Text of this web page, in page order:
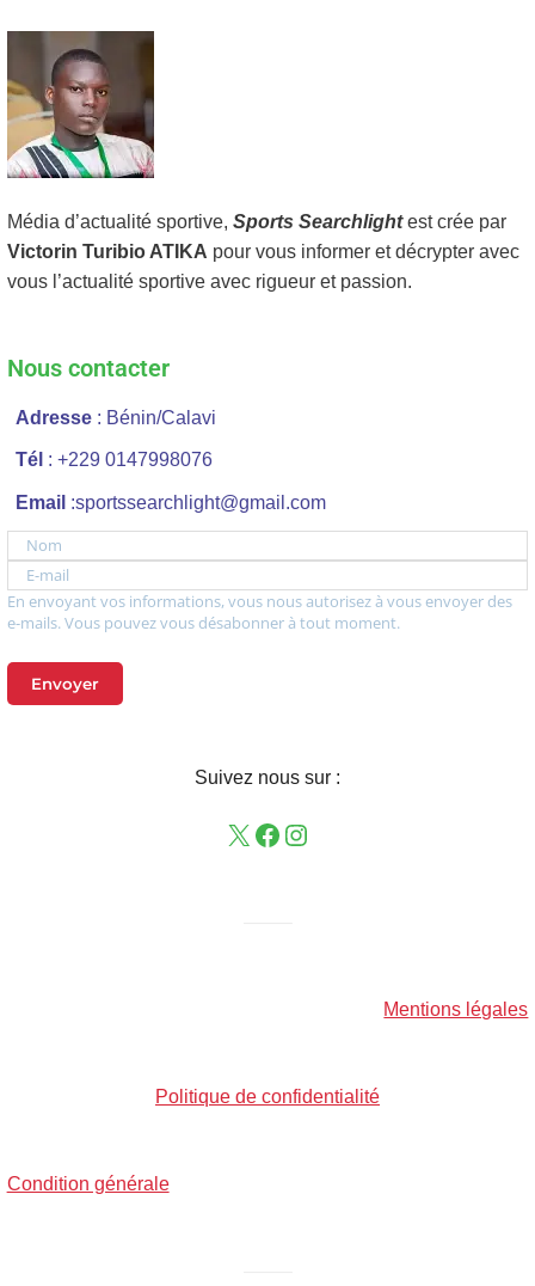
Média d’actualité sportive, Sports Searchlightest crée par
Victorin Turibio ATIKA pour vous informer et décrypter avec
vous l’actualité sportive avec rigueur et passion.
Nous contacter
Adresse : Bénin/Calavi
Tél : +229 0147998076
Email :sportssearchlight@gmail.com
Nom
E-mail
En envoyant vos informations, vous nous autorisez à vous envoyer des
e-mails. Vous pouvez vous désabonner à tout moment.
Envoyer
Suivez nous sur :
Mentions légales
Politique de confidentialité
Condition générale